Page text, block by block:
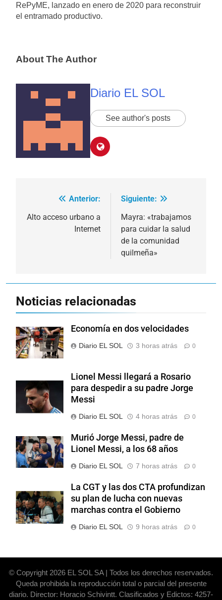
RePyME, lanzado en enero de 2020 para reconstruir
el entramado productivo.
About The Author
Diario EL SOL
See author's posts
Navegación
de
Anterior:
Alto acceso urbano a
Internet
Siguiente:
Mayra: «trabajamos
para cuidar la salud
de la comunidad
quilmeña»
Noticias relacionadas
Economía en dos velocidades
Diario EL SOL 3 horas atrás 0
Lionel Messi llegará a Rosario
para despedir a su padre Jorge
Messi
Diario EL SOL 4 horas atrás 0
Murió Jorge Messi, padre de
Lionel Messi, a los 68 años
Diario EL SOL 7 horas atrás 0
La CGT y las dos CTA profundizan
su plan de lucha con nuevas
marchas contra el Gobierno
Diario EL SOL 9 horas atrás 0
© Copyright 2026 EL SOL SA | Todos los derechos reservados.
Queda prohibida la reproducción total o parcial del presente
diario. Director: Horacio Schivintt. Clasificados y Edictos: 4257-